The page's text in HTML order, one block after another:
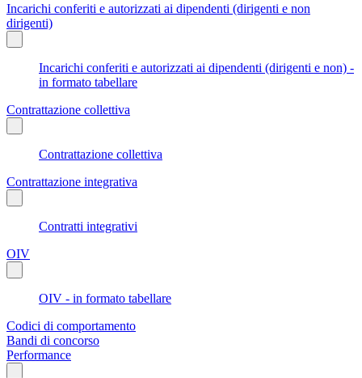
Incarichi conferiti e autorizzati ai dipendenti (dirigenti e non
dirigenti)
Incarichi conferiti e autorizzati ai dipendenti (dirigenti e non) -
in formato tabellare
Contrattazione collettiva
Contrattazione collettiva
Contrattazione integrativa
Contratti integrativi
OIV
OIV - in formato tabellare
Codici di comportamento
Bandi di concorso
Performance